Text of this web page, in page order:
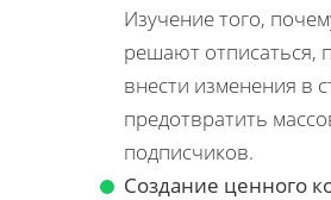
Изучение того,
решают отписаться,
внести изменения в
предотвратить
подписчиков.
Создание ценного